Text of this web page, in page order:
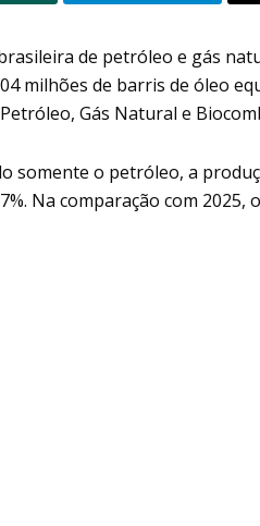
de petróleo e gás
milhões de barris de óleo
Gás Natural e
somente o petróleo, a
Na comparação com 2025,